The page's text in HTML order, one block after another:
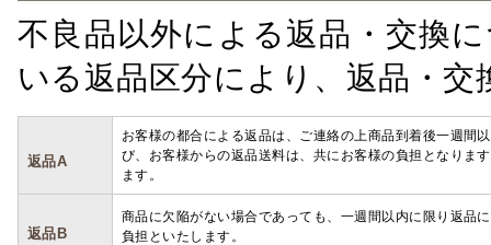
不良品以外による返品・交換
いる返品区分により、返品・
返品A
お客様の都合による返品は、ご連絡の上商品到着後一週間
び、お客様からの返品送料は、共にお客様の負担となりま
ます。
返品B
商品に欠陥がない場合であっても、一週間以内に限り返品
負担といたします。